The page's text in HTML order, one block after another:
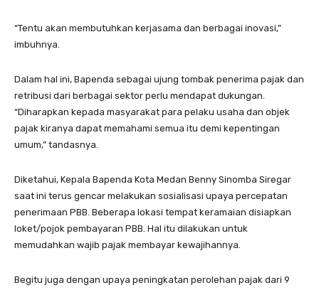
“Tentu akan membutuhkan kerjasama dan berbagai inovasi,”
imbuhnya.
Dalam hal ini, Bapenda sebagai ujung tombak penerima pajak dan
retribusi dari berbagai sektor perlu mendapat dukungan.
“Diharapkan kepada masyarakat para pelaku usaha dan objek
pajak kiranya dapat memahami semua itu demi kepentingan
umum,” tandasnya.
Diketahui, Kepala Bapenda Kota Medan Benny Sinomba Siregar
saat ini terus gencar melakukan sosialisasi upaya percepatan
penerimaan PBB. Beberapa lokasi tempat keramaian disiapkan
loket/pojok pembayaran PBB. Hal itu dilakukan untuk
memudahkan wajib pajak membayar kewajihannya.
Begitu juga dengan upaya peningkatan perolehan pajak dari 9